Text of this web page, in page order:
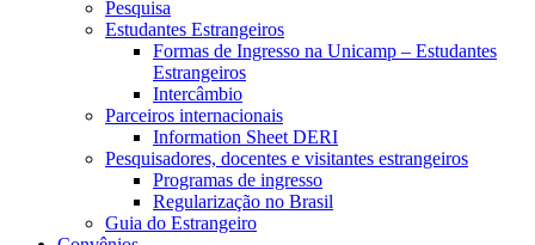
Pesquisa
Estudantes Estrangeiros
Formas de Ingresso na Unicamp – Estudantes
Estrangeiros
Intercâmbio
Parceiros internacionais
Information Sheet DERI
Pesquisadores, docentes e visitantes estrangeiros
Programas de ingresso
Regularização no Brasil
Guia do Estrangeiro